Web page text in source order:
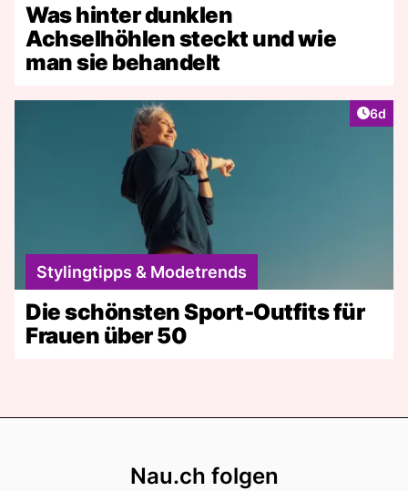
Was hinter dunklen
Achselhöhlen steckt und wie
man sie behandelt
6d
Stylingtipps & Modetrends
Die schönsten Sport-Outfits für
Frauen über 50
Nau.ch folgen